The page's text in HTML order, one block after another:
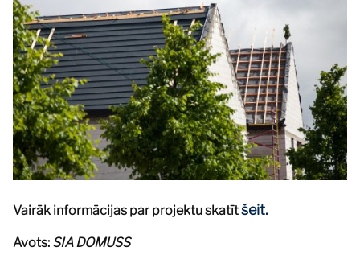
Vairāk informācijas par projektu skatītšeit.
Avots: SIA DOMUSS